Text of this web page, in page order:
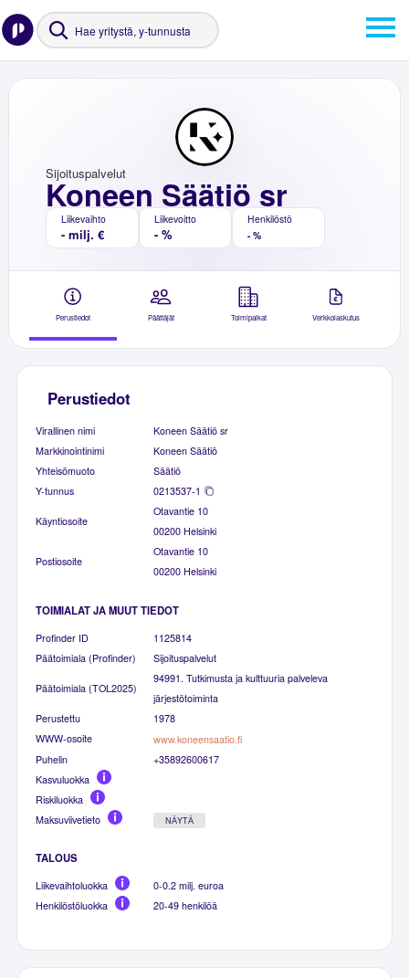
Koneen Säätiö sr
Sijoituspalvelut
Liikevaihto
- milj. €
Liikevoitto
- %
Henkilöstö
- %
Perustiedot Päättäjät Toimipaikat Verkkolaskutus
Perustiedot
Virallinen nimi
Koneen Säätiö sr
Markkinointinimi
Koneen Säätiö
Yhteisömuoto
Säätiö
Y-tunnus
0213537-1
Käyntiosoite
Otavantie 10
00200 Helsinki
Postiosoite
Otavantie 10
00200 Helsinki
TOIMIALAT JA MUUT TIEDOT
Profinder ID
1125814
Päätoimiala (Profinder)
Sijoituspalvelut
Päätoimiala (TOL2025)
94991. Tutkimusta ja kulttuuria palveleva
järjestötoiminta
Perustettu
1978
WWW-osoite
www.koneensaatio.fi
Puhelin
+35892600617
Kasvuluokka
Riskiluokka
Maksuviivetieto
NÄYTÄ
TALOUS
Liikevaihtoluokka
0-0.2 milj. euroa
Henkilöstöluokka
20-49 henkilöä